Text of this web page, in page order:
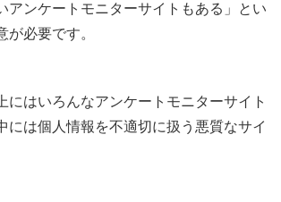
アンケートモニターサイトもある」とい
が必要です。
にはいろんなアンケートモニターサイト
には個人情報を不適切に扱う悪質なサイ